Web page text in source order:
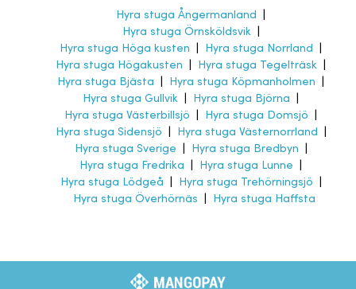
Hyra stuga Ångermanland
Hyra stuga Örnsköldsvik|
Hyra stuga Höga kusten
Hyra stuga Norrland
Hyra stuga Högakusten
Hyra stuga Tegelträsk
Hyra stuga Bjästa
Hyra stuga Köpmanholmen
Hyra stuga Gullvik
Hyra stuga Björna
Hyra stuga Västerbillsjö
Hyra stuga Domsjö
Hyra stuga Sidensjö
Hyra stuga Västernorrland
Hyra stuga Sverige
Hyra stuga Bredbyn
Hyra stuga Fredrika
Hyra stuga Lunne
Hyra stuga Lödgeå
Hyra stuga Trehörningsjö
Hyra stuga Överhörnäs
Hyra stuga Haffsta